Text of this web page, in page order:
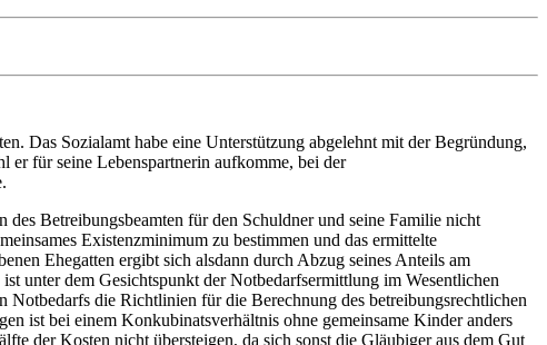
Das Sozialamt habe eine Unterstützung abgelehnt mit der Begründung,
er für seine Lebenspartnerin aufkomme, bei der
Betreibungsbeamten für den Schuldner und seine Familie nicht
Existenzminimum zu bestimmen und das ermittelte
Ehegatten ergibt sich alsdann durch Abzug seines Anteils am
unter dem Gesichtspunkt der Notbedarfsermittlung im Wesentlichen
die Richtlinien für die Berechnung des betreibungsrechtlichen
ist bei einem Konkubinatsverhältnis ohne gemeinsame Kinder anders
der Kosten nicht übersteigen, da sich sonst die Gläubiger aus dem Gut